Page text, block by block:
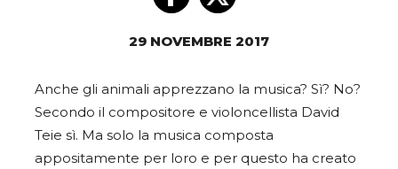
29 NOVEMBRE 2017
Anche gli animali apprezzano la musica? Sì? No?
Secondo il compositore e violoncellista David
Teie sì. Ma solo la musica composta
appositamente per loro e per questo ha creato